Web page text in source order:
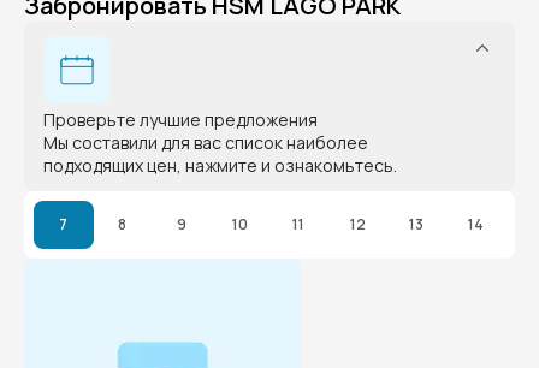
Проверьте лучшие предложения
Мы составили для вас список наиболее
подходящих цен, нажмите и ознакомьтесь.
7 8 9 10 11 12 13 14